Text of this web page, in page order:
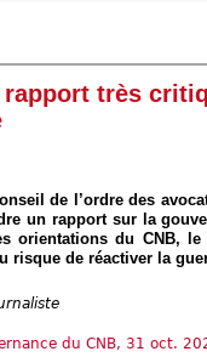
très
de l’ordre des
un rapport sur la
orientations du CNB,
risque de réactiver la
du CNB, 31 oct.